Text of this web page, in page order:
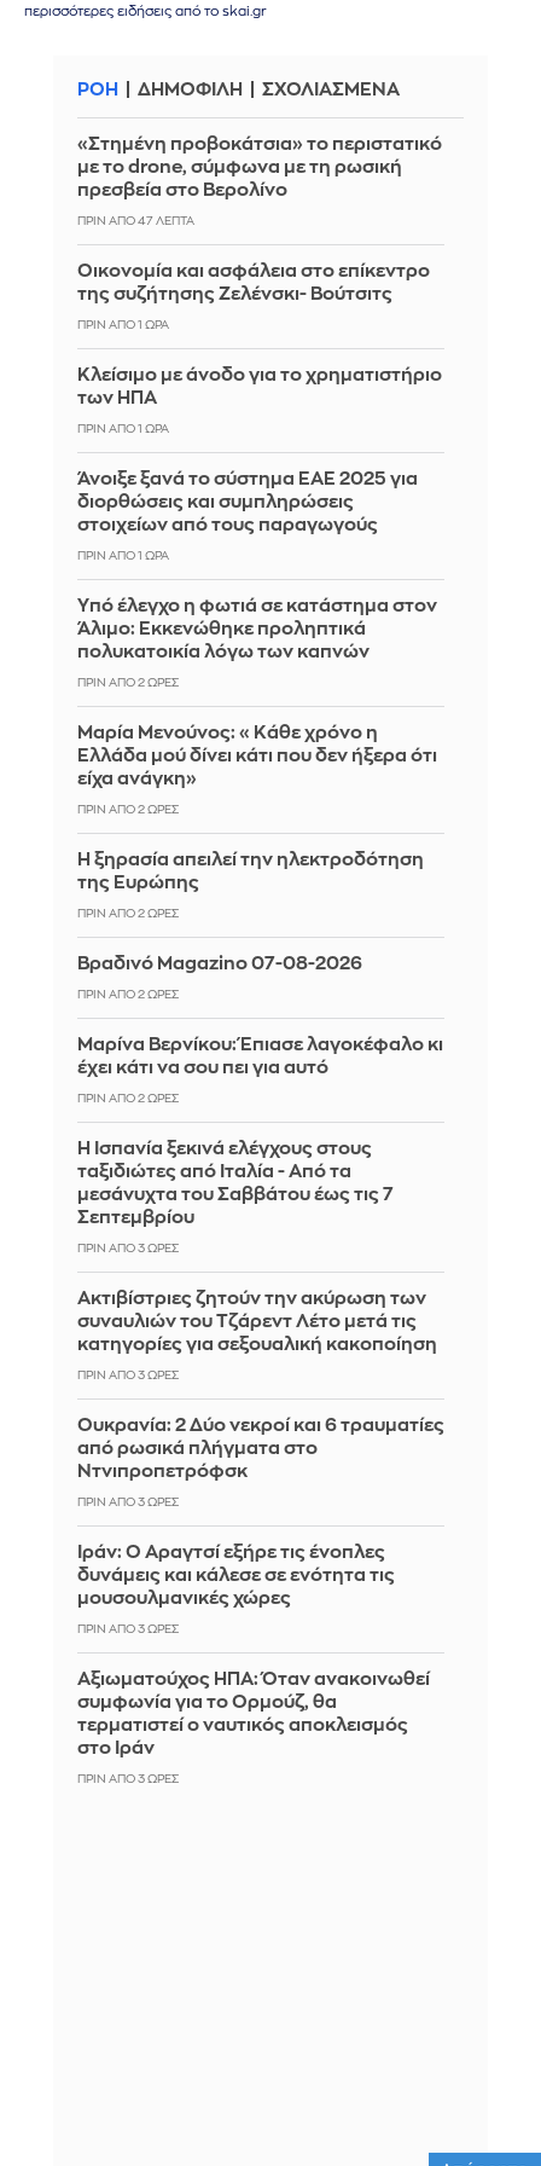
περισσότερες ειδήσεις από το skai.gr
ΡΟΗ ΔΗΜΟΦΙΛΗ ΣΧΟΛΙΑΣΜΕΝΑ
«Στημένη προβοκάτσια» το περιστατικό
με το drone, σύμφωνα με τη ρωσική
πρεσβεία στο Βερολίνο
ΠΡΙΝ ΑΠΌ 47 ΛΕΠΤΆ
Οικονομία και ασφάλεια στο επίκεντρο
της συζήτησης Ζελένσκι- Βούτσιτς
ΠΡΙΝ ΑΠΌ 1 ΏΡΑ
Κλείσιμο με άνοδο για το χρηματιστήριο
των ΗΠΑ
ΠΡΙΝ ΑΠΌ 1 ΏΡΑ
Άνοιξε ξανά το σύστημα ΕΑΕ 2025 για
διορθώσεις και συμπληρώσεις
στοιχείων από τους παραγωγούς
ΠΡΙΝ ΑΠΌ 1 ΏΡΑ
Yπό έλεγχο η φωτιά σε κατάστημα στον
Άλιμο: Εκκενώθηκε προληπτικά
πολυκατοικία λόγω των καπνών
ΠΡΙΝ ΑΠΌ 2 ΏΡΕΣ
Μαρία Μενούνος: «Κάθε χρόνο η
Ελλάδα μού δίνει κάτι που δεν ήξερα ότι
είχα ανάγκη»
ΠΡΙΝ ΑΠΌ 2 ΏΡΕΣ
Η ξηρασία απειλεί την ηλεκτροδότηση
της Ευρώπης
ΠΡΙΝ ΑΠΌ 2 ΏΡΕΣ
Βραδινό Magazino 07-08-2026
ΠΡΙΝ ΑΠΌ 2 ΏΡΕΣ
Μαρίνα Βερνίκου: Έπιασε λαγοκέφαλο κι
έχει κάτι να σου πει για αυτό
ΠΡΙΝ ΑΠΌ 2 ΏΡΕΣ
Η Ισπανία ξεκινά ελέγχους στους
ταξιδιώτες από Ιταλία - Από τα
μεσάνυχτα του Σαββάτου έως τις 7
Σεπτεμβρίου
ΠΡΙΝ ΑΠΌ 3 ΏΡΕΣ
Ακτιβίστριες ζητούν την ακύρωση των
συναυλιών του Τζάρεντ Λέτο μετά τις
κατηγορίες για σεξουαλική κακοποίηση
ΠΡΙΝ ΑΠΌ 3 ΏΡΕΣ
Ουκρανία: 2 Δύο νεκροί και 6 τραυματίες
από ρωσικά πλήγματα στο
Ντνιπροπετρόφσκ
ΠΡΙΝ ΑΠΌ 3 ΏΡΕΣ
Ιράν: Ο Αραγτσί εξήρε τις ένοπλες
δυνάμεις και κάλεσε σε ενότητα τις
μουσουλμανικές χώρες
ΠΡΙΝ ΑΠΌ 3 ΏΡΕΣ
Αξιωματούχος ΗΠΑ: Όταν ανακοινωθεί
συμφωνία για το Ορμούζ, θα
τερματιστεί ο ναυτικός αποκλεισμός
στο Ιράν
ΠΡΙΝ ΑΠΌ 3 ΏΡΕΣ